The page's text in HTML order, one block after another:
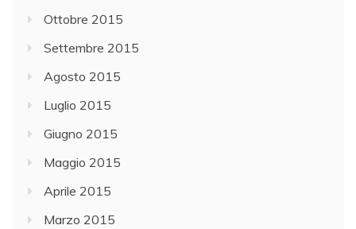
Ottobre 2015
Settembre 2015
Agosto 2015
Luglio 2015
Giugno 2015
Maggio 2015
Aprile 2015
Marzo 2015